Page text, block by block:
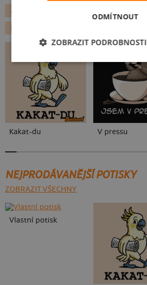
ZVÍŘÁTKA
RYBY
Kakat-du V pressu
NEJPRODÁVANĚJŠÍ POTISKY
ZOBRAZIT VŠECHNY
Vlastní potisk
ODMÍTNOUT
ZOBRAZIT PODROBNOSTI